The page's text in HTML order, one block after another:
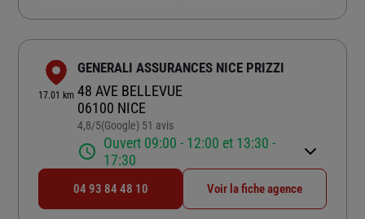
17.01 km
GENERALI ASSURANCES NICE PRIZZI
48 AVE BELLEVUE
06100 NICE
4,8/5Note de 4.8 sur 5
(Google) 51 avis
Ouvert 09:00 - 12:00 et 13:30 -
17:30
04 93 84 48 10 Voir la fiche agence